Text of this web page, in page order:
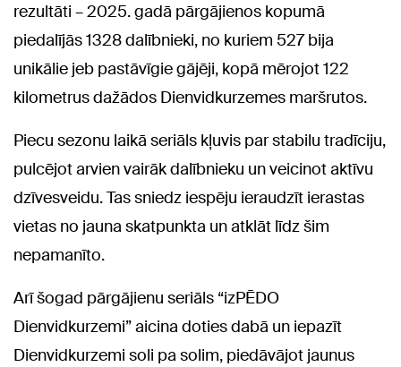
rezultāti – 2025. gadā pārgājienos kopumā
piedalījās 1328 dalībnieki, no kuriem 527 bija
unikālie jeb pastāvīgie gājēji, kopā mērojot 122
kilometrus dažādos Dienvidkurzemes maršrutos.
Piecu sezonu laikā seriāls kļuvis par stabilu tradīciju,
pulcējot arvien vairāk dalībnieku un veicinot aktīvu
dzīvesveidu. Tas sniedz iespēju ieraudzīt ierastas
vietas no jauna skatpunkta un atklāt līdz šim
nepamanīto.
Arī šogad pārgājienu seriāls “izPĒDO
Dienvidkurzemi” aicina doties dabā un iepazīt
Dienvidkurzemi soli pa solim, piedāvājot jaunus